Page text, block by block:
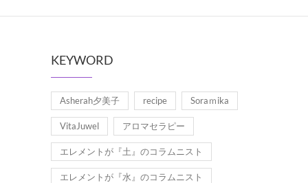
KEYWORD
Asherah夕美子 recipe Soraｍika
VitaJuwel アロマセラピー
エレメントが『土』のコラムニスト
エレメントが『水』のコラムニスト